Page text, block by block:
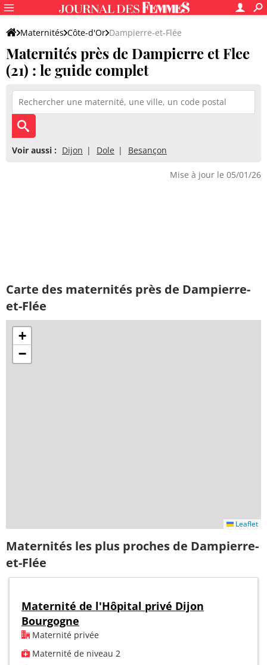
Maternités Côte-d'Or Dampierre-et-Flée
Maternités près de Dampierre et Flee
(21) : le guide complet
Voir aussi : Dijon Dole Besançon
Mise à jour le 05/01/26
Carte des maternités près de Dampierre-
et-Flée
+
−
Leaflet
Maternités les plus proches de Dampierre-
et-Flée
Maternité de l'Hôpital privé Dijon
Bourgogne
Maternité privée
Maternité de niveau 2